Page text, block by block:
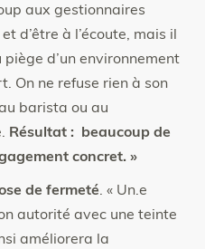
aux gestionnaires
d’être à l’écoute, mais il
d’un environnement
On ne refuse rien à son
barista ou au
Résultat : beaucoup de
concret. »
de fermeté. « Un.e
autorité avec une teinte
améliorera la